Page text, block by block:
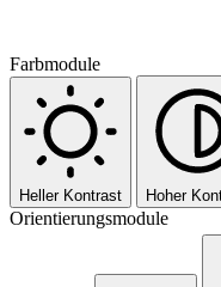
Farbmodule
Heller Kontrast Hoher
Orientierungsmodule